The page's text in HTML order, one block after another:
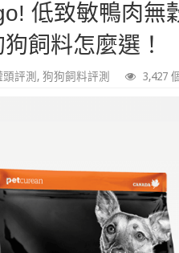
低致敏鴨肉無
飼料怎麼選！
評測 , 狗狗飼料評測 3,427